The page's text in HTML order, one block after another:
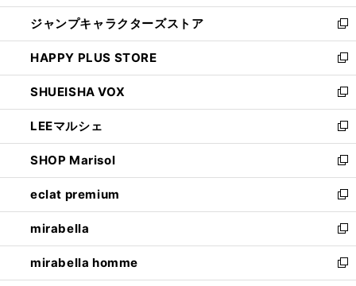
開
く
ウ
ィ
ン
ド
ウ
で
開
く
し
い
ウ
ィ
ン
ド
ウ
で
開
く
ジャンプキャラクターズストア
新
し
い
ウ
ィ
ン
ド
ウ
で
開
く
HAPPY PLUS STORE
新
し
い
ウ
ィ
ン
ド
ウ
で
開
く
SHUEISHA VOX
新
し
い
ウ
ィ
ン
ド
ウ
で
開
く
LEEマルシェ
新
し
い
ウ
ィ
ン
ド
ウ
で
開
SHOP Marisol
新
し
い
ウ
ィ
ン
ド
ウ
eclat premium
新
し
い
ウ
ィ
ン
mirabella
新
し
い
ウ
mirabella homme
新
し